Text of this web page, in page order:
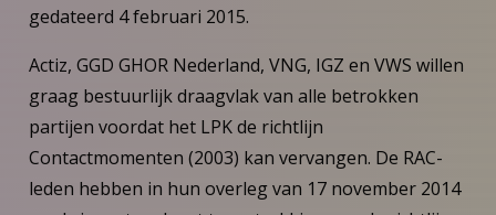
gedateerd 4 februari 2015.
Actiz, GGD GHOR Nederland, VNG, IGZ en VWS willen
graag bestuurlijk draagvlak van alle betrokken
partijen voordat het LPK de richtlijn
Contactmomenten (2003) kan vervangen. De RAC-
leden hebben in hun overleg van 17 november 2014